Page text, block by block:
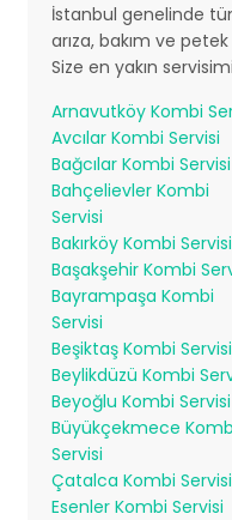
İstanbul genelinde
arıza, bakım ve
Size en yakın
Arnavutköy Kombi
Avcılar Kombi Servisi
Bağcılar Kombi Servisi
Bahçelievler Kombi
Servisi
Bakırköy Kombi Servisi
Başakşehir Kombi
Bayrampaşa Kombi
Servisi
Beşiktaş Kombi Servisi
Beylikdüzü Kombi
Beyoğlu Kombi Servisi
Büyükçekmece
Servisi
Çatalca Kombi Servisi
Esenler Kombi Servisi